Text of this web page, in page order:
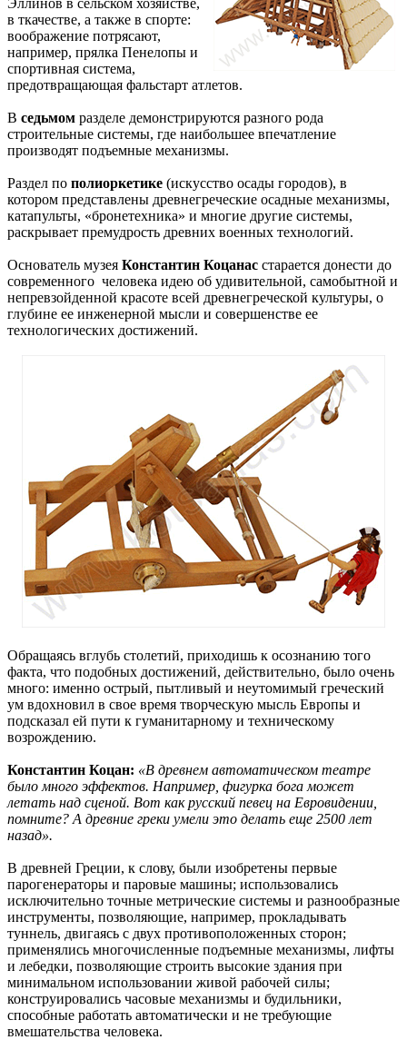
в ткачестве, а также в спорте:
воображение потрясают,
например, прялка Пенелопы и
спортивная система,
предотвращающая фальстарт атлетов.
В седьмом разделе демонстрируются разного рода
строительные системы, где наибольшее впечатление
производят подъемные механизмы.
Раздел по полиоркетике (искусство осады городов), в
котором представлены древнегреческие осадные механизмы,
катапульты, «бронетехника» и многие другие системы,
раскрывает премудрость древних военных технологий.
Основатель музея Константин Коцанас старается донести до
современного человека идею об удивительной, самобытной и
непревзойденной красоте всей древнегреческой культуры, о
глубине ее инженерной мысли и совершенстве ее
технологических достижений.
Обращаясь вглубь столетий, приходишь к осознанию того
факта, что подобных достижений, действительно, было очень
много: именно острый, пытливый и неутомимый греческий
ум вдохновил в свое время творческую мысль Европы и
подсказал ей пути к гуманитарному и техническому
возрождению.
Константин Коцан: «В древнем автоматическом театре
было много эффектов. Например, фигурка бога может
летать над сценой. Вот как русский певец на Евровидении,
помните? А древние греки умели это делать еще 2500 лет
назад».
В древней Греции, к слову, были изобретены первые
парогенераторы и паровые машины; использовались
исключительно точные метрические системы и разнообразные
инструменты, позволяющие, например, прокладывать
туннель, двигаясь с двух противоположенных сторон;
применялись многочисленные подъемные механизмы, лифты
и лебедки, позволяющие строить высокие здания при
минимальном использовании живой рабочей силы;
конструировались часовые механизмы и будильники,
способные работать автоматически и не требующие
вмешательства человека.